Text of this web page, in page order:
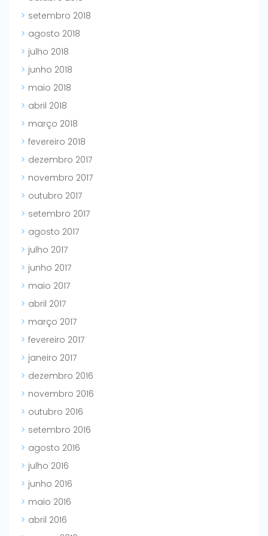
setembro 2018
agosto 2018
julho 2018
junho 2018
maio 2018
abril 2018
março 2018
fevereiro 2018
dezembro 2017
novembro 2017
outubro 2017
setembro 2017
agosto 2017
julho 2017
junho 2017
maio 2017
abril 2017
março 2017
fevereiro 2017
janeiro 2017
dezembro 2016
novembro 2016
outubro 2016
setembro 2016
agosto 2016
julho 2016
junho 2016
maio 2016
abril 2016